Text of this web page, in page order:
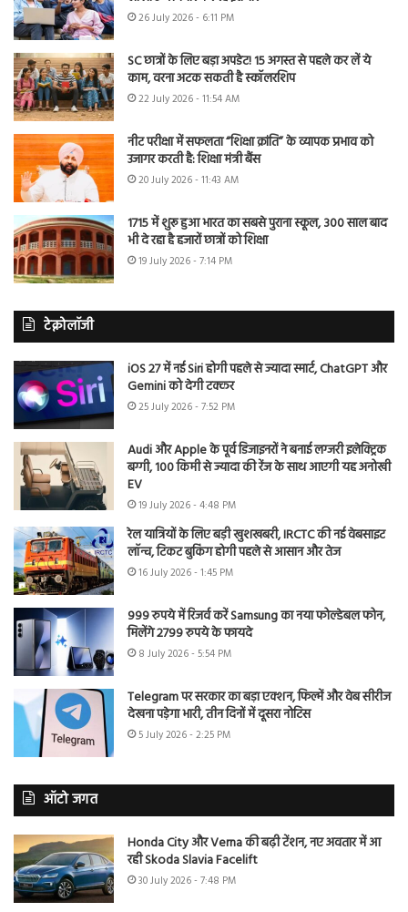
26 July 2026 - 6:11 PM
SC छात्रों के लिए बड़ा अपडेट! 15 अगस्त से पहले कर लें ये
काम, वरना अटक सकती है स्कॉलरशिप
22 July 2026 - 11:54 AM
नीट परीक्षा में सफलता “शिक्षा क्रांति” के व्यापक प्रभाव को
उजागर करती है: शिक्षा मंत्री बैंस
20 July 2026 - 11:43 AM
1715 में शुरू हुआ भारत का सबसे पुराना स्कूल, 300 साल बाद
भी दे रहा है हजारों छात्रों को शिक्षा
19 July 2026 - 7:14 PM
टेक्नोलॉजी
iOS 27 में नई Siri होगी पहले से ज्यादा स्मार्ट, ChatGPT और
Gemini को देगी टक्कर
25 July 2026 - 7:52 PM
Audi और Apple के पूर्व डिजाइनरों ने बनाई लग्जरी इलेक्ट्रिक
बग्गी, 100 किमी से ज्यादा की रेंज के साथ आएगी यह अनोखी
EV
19 July 2026 - 4:48 PM
रेल यात्रियों के लिए बड़ी खुशखबरी, IRCTC की नई वेबसाइट
लॉन्च, टिकट बुकिंग होगी पहले से आसान और तेज
16 July 2026 - 1:45 PM
999 रुपये में रिजर्व करें Samsung का नया फोल्डेबल फोन,
मिलेंगे 2799 रुपये के फायदे
8 July 2026 - 5:54 PM
Telegram पर सरकार का बड़ा एक्शन, फिल्में और वेब सीरीज
देखना पड़ेगा भारी, तीन दिनों में दूसरा नोटिस
5 July 2026 - 2:25 PM
ऑटो जगत
Honda City और Verna की बढ़ी टेंशन, नए अवतार में आ
रही Skoda Slavia Facelift
30 July 2026 - 7:48 PM